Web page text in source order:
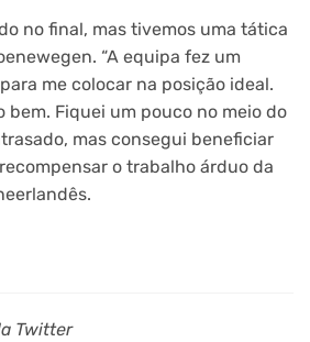
no final, mas tivemos uma tática
“A equipa fez um
me colocar na posição ideal.
bem. Fiquei um pouco no meio do
mas consegui beneficiar
o trabalho árduo da
Twitter